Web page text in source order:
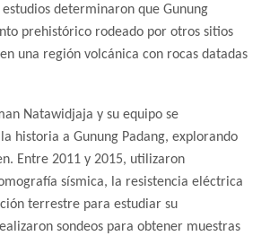
determinaron que Gunung
prehistórico rodeado por otros sitios
una región volcánica con rocas datadas
Natawidjaja y su equipo se
historia a Gunung Padang, explorando
Entre 2011 y 2015, utilizaron
sísmica, la resistencia eléctrica
terrestre para estudiar su
sondeos para obtener muestras